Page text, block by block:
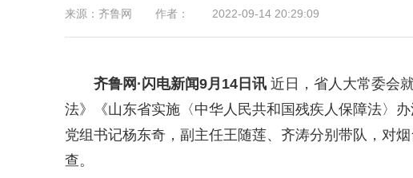
来源： 齐鲁网 作者： 2022-09-14 20:29:09
齐鲁网 ·闪电新闻9月14日讯近日，省人大常委会
法》《山东省实施〈中华人民共和国残疾人保障法〉
党组书记杨东奇，副主任王随莲、齐涛分别带队，对
查。